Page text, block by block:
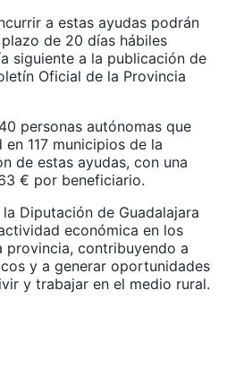
a estas ayudas podrán
de 20 días hábiles
siguiente a la publicación de
Oficial de la Provincia
personas autónomas que
117 municipios de la
de estas ayudas, con una
€ por beneficiario.
Diputación de Guadalajara
económica en los
provincia, contribuyendo a
y a generar oportunidades
y trabajar en el medio rural.